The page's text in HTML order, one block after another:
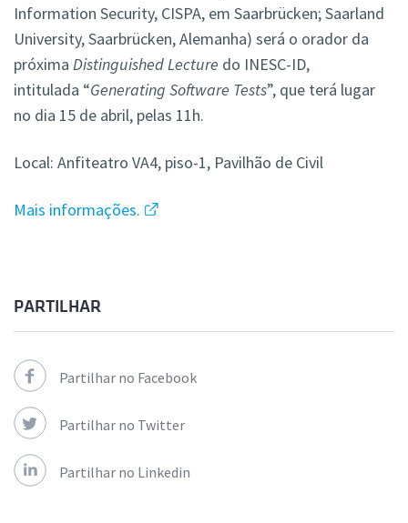
Information Security, CISPA, em Saarbrücken;Saarland
University, Saarbrücken, Alemanha) será o orador da
próxima Distinguished Lecture do INESC-ID,
intitulada “Generating Software Tests”, que terá lugar
no dia 15 de abril, pelas 11h.
Local: Anfiteatro VA4, piso-1, Pavilhão de Civil
Mais informações.
PARTILHAR
Partilhar no Facebook
Partilhar no Twitter
Partilhar no Linkedin